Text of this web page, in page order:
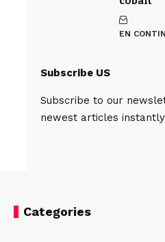
EN
Subscribe US
Subscribe to our
newest articles
Categories